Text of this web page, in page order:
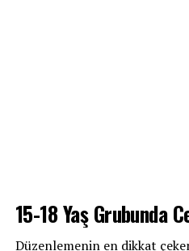
15-18 Yaş Grubunda
Düzenlemenin en dikkat